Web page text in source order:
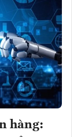
hàng: